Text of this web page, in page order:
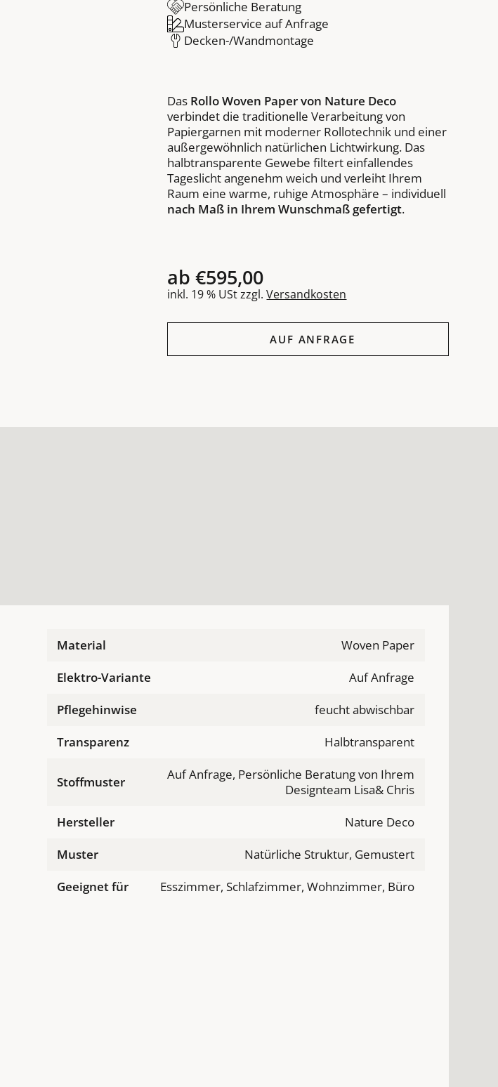
Persönliche Beratung
Musterservice auf Anfrage
Decken-/Wandmontage
Das Rollo Woven Paper von Nature Deco
verbindet die traditionelle Verarbeitung von
Papiergarnen mit moderner Rollotechnik und einer
außergewöhnlich natürlichen Lichtwirkung. Das
halbtransparente Gewebe filtert einfallendes
Tageslicht angenehm weich und verleiht Ihrem
Raum eine warme, ruhige Atmosphäre – individuell
nach Maß in Ihrem Wunschmaß gefertigt.
ab€595,00
inkl. 19 % USt zzgl.Versandkosten
AUF ANFRAGE
Material
Woven Paper
Elektro-Variante
Auf Anfrage
Pflegehinwise
feucht abwischbar
Transparenz
Halbtransparent
Stoffmuster
Auf Anfrage, Persönliche Beratung von Ihrem
Designteam Lisa& Chris
Hersteller
Nature Deco
Muster
Natürliche Struktur, Gemustert
Geeignet für
Esszimmer, Schlafzimmer, Wohnzimmer, Büro